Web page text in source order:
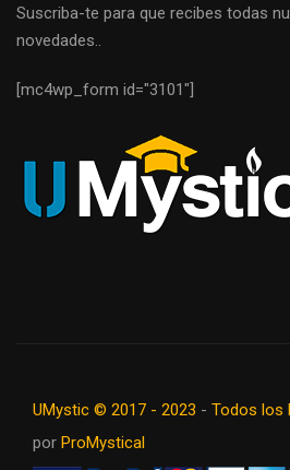
Suscriba-te para que recibes todas
novedades..
[mc4wp_form id="3101"]
UMystic © 2017 - 2023 - Todos los
por ProMystical